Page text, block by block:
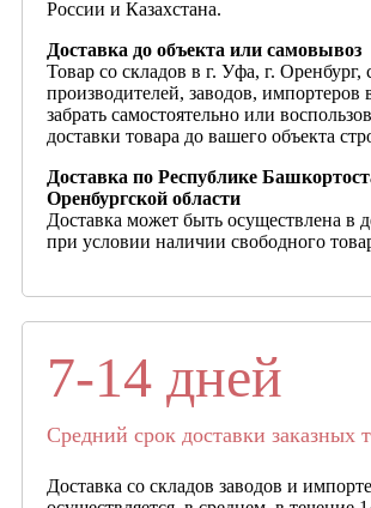
России и Казахстана.
Доставка до объекта или самовывоз
Товар со складов в г. Уфа, г. Оренбург,
производителей, заводов, импортеров
забрать самостоятельно или
доставки товара до вашего объекта
Доставка по Республике
Оренбургской области
Доставка может быть осуществлена в
при условии наличии свободного
7-14 дней
Средний срок доставки заказных
Доставка со складов заводов и